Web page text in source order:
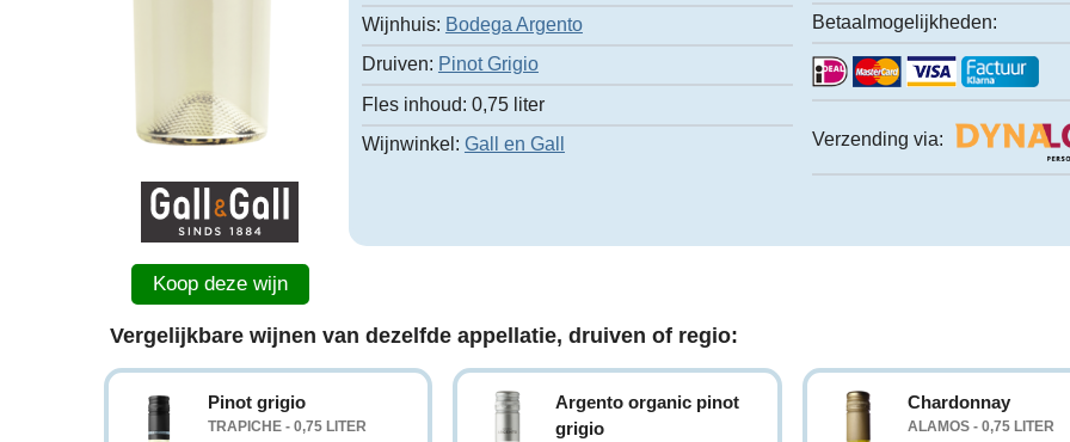
Koop deze wijn
Wijnhuis: Bodega Argento
Druiven: Pinot Grigio
Fles inhoud: 0,75 liter
Wijnwinkel: Gall en Gall
Betaalmogelijkheden:
Verzending via:
Vergelijkbare wijnen van dezelfde appellatie, druiven of regio:
Pinot grigio
TRAPICHE - 0,75 LITER
Argento organic pinot
grigio
Chardonnay
ALAMOS - 0,75 LITER